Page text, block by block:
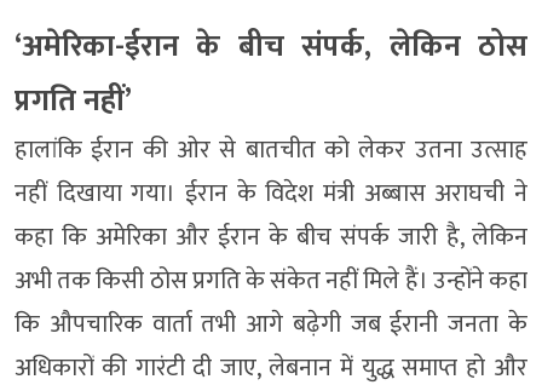
‘अमेरिका-ईरान के बीच संपर्क, लेकिन ठोस
प्रगति नहीं’
हालांकि ईरान की ओर से बातचीत को लेकर उतना उत्साह
नहीं दिखाया गया। ईरान के विदेश मंत्री अब्बास अराघची ने
कहा कि अमेरिका और ईरान के बीच संपर्क जारी है, लेकिन
अभी तक किसी ठोस प्रगति के संकेत नहीं मिले हैं। उन्होंने कहा
कि औपचारिक वार्ता तभी आगे बढ़ेगी जब ईरानी जनता के
अधिकारों की गारंटी दी जाए, लेबनान में युद्ध समाप्त हो और